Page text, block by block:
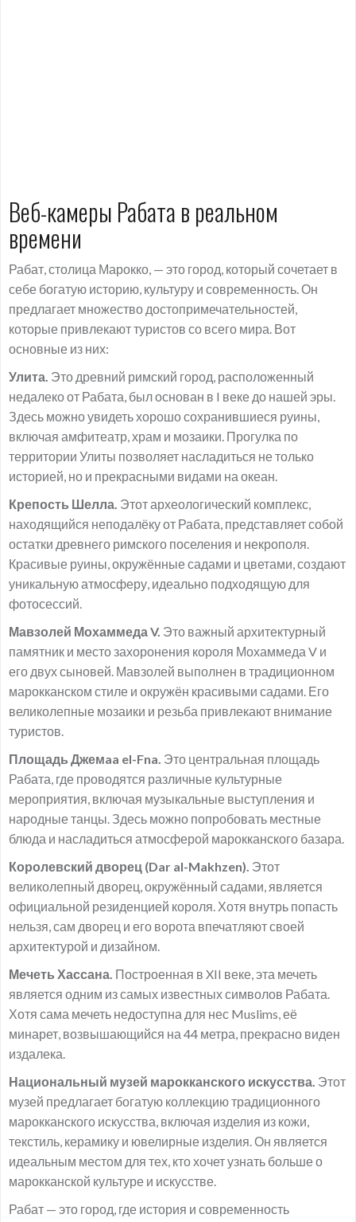
Веб-камеры Рабата в реальном
времени
Рабат, столица Марокко, — это город, который сочетает в
себе богатую историю, культуру и современность. Он
предлагает множество достопримечательностей,
которые привлекают туристов со всего мира. Вот
основные из них:
Улита. Это древний римский город, расположенный
недалеко от Рабата, был основан в I веке до нашей эры.
Здесь можно увидеть хорошо сохранившиеся руины,
включая амфитеатр, храм и мозаики. Прогулка по
территории Улиты позволяет насладиться не только
историей, но и прекрасными видами на океан.
Крепость Шелла. Этот археологический комплекс,
находящийся неподалёку от Рабата, представляет собой
остатки древнего римского поселения и некрополя.
Красивые руины, окружённые садами и цветами, создают
уникальную атмосферу, идеально подходящую для
фотосессий.
Мавзолей Мохаммеда V. Это важный архитектурный
памятник и место захоронения короля Мохаммеда V и
его двух сыновей. Мавзолей выполнен в традиционном
марокканском стиле и окружён красивыми садами. Его
великолепные мозаики и резьба привлекают внимание
туристов.
Площадь Джемaa el-Fna. Это центральная площадь
Рабата, где проводятся различные культурные
мероприятия, включая музыкальные выступления и
народные танцы. Здесь можно попробовать местные
блюда и насладиться атмосферой марокканского базара.
Королевский дворец (Dar al-Makhzen). Этот
великолепный дворец, окружённый садами, является
официальной резиденцией короля. Хотя внутрь попасть
нельзя, сам дворец и его ворота впечатляют своей
архитектурой и дизайном.
Мечеть Хассана. Построенная в XII веке, эта мечеть
является одним из самых известных символов Рабата.
Хотя сама мечеть недоступна для нес Muslims, её
минарет, возвышающийся на 44 метра, прекрасно виден
издалека.
Национальный музей марокканского искусства. Этот
музей предлагает богатую коллекцию традиционного
марокканского искусства, включая изделия из кожи,
текстиль, керамику и ювелирные изделия. Он является
идеальным местом для тех, кто хочет узнать больше о
марокканской культуре и искусстве.
Рабат — это город, где история и современность